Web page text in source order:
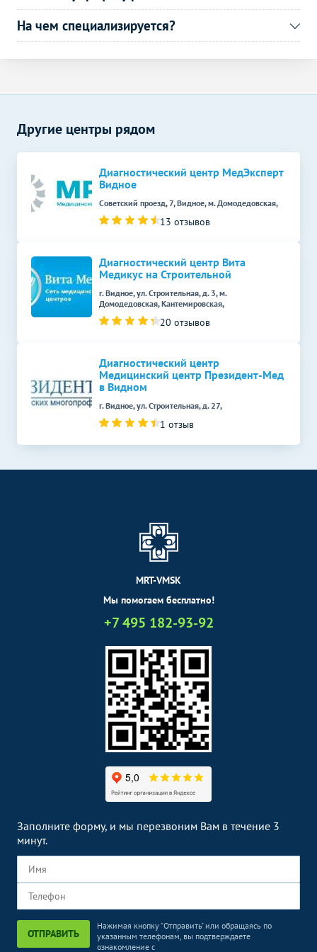
На чем специализируется?
Другие центры рядом
Диагностический центр МедЭксперт
Видное
Советский проезд, 7, Видное, м. Домодедовская,
13 отзывов
Диагностический центр Вита
Медикус на Строительной
г. Видное, ул. Строительная, д. 3, м.
Домодедовская, Кантемировская,
20 отзывов
Диагностический центр
Медицинский центр Президент-Мед
в Видном
г. Видное, ул. Строительная, д. 27,
1 отзыв
MRT-VMSK
Мы помогаем бесплатно!
+7 495 182-93-92
Заполните форму, и мы перезвоним Вам в течение 3
минут.
ОТПРАВИТЬ
Нажимая кнопку "Отправить" или обращаясь по
указанным телефонам, вы подтверждаете
ознакомление с